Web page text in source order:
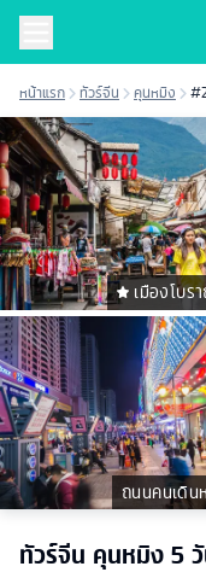
หน้าแรก ทัวร์จีน คุนหมิง
เมืองโบ
ถนนคนเดิน
ทัวร์จีน คุนหมิง 5